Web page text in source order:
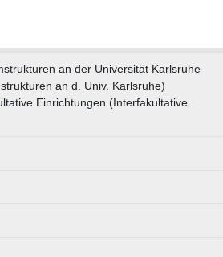
an der Universität Karlsruhe
an d. Univ. Karlsruhe)
Einrichtungen (Interfakultative